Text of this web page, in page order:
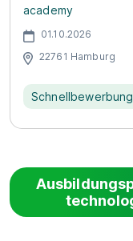
academy
01.10.2026
22761 Hamburg
Schnellbewerbung